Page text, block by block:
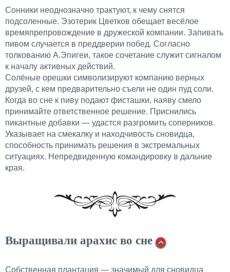
Сонники неоднозначно трактуют, к чему снятся
подсоленные. Эзотерик Цветков обещает весёлое
времяпрепровождение в дружеской компании. Запивать
пивом случается в преддверии побед. Согласно
толкованию А.Эпигеи, такое сочетание служит сигналом
к началу активных действий.
Солёные орешки символизируют компанию верных
друзей, с кем предварительно съели не один пуд соли.
Когда во сне к пиву подают фисташки, наяву смело
принимайте ответственное решение. Приснились
пикантные добавки — удастся разгромить соперников.
Указывает на смекалку и находчивость сновидца,
способность принимать решения в экстремальных
ситуациях. Непредвиденную командировку в дальние
края.
Выращивали арахис во сне
Собственная плантация — значимый для сновидца